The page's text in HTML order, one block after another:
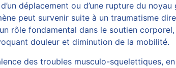
déplacement ou d’une rupture du
peut survenir suite à un traumatisme
rôle fondamental dans le soutien
douleur et diminution de la mobilité.
des troubles musculo-squelettiques,